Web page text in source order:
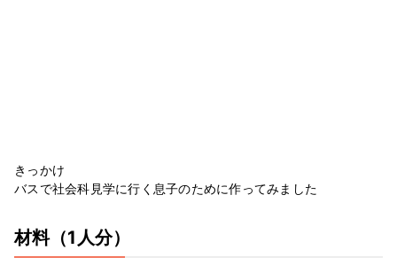
きっかけ
バスで社会科見学に行く息子のために作ってみました
材料（1人分）